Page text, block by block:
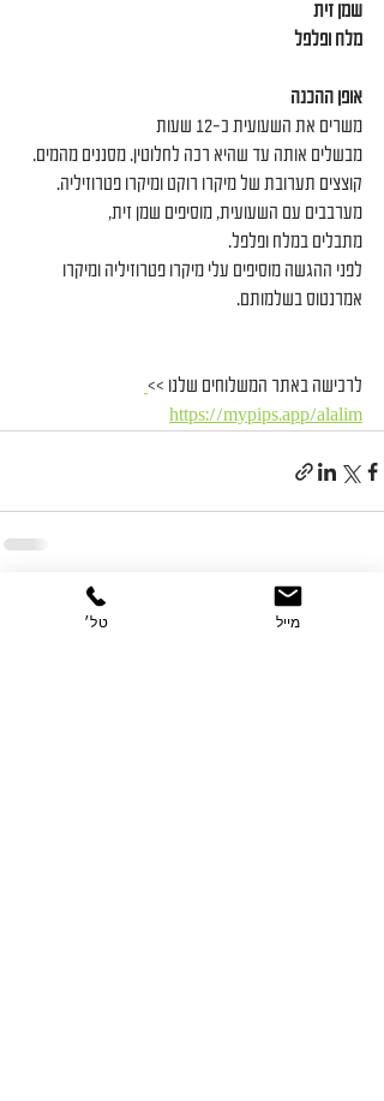
שמן זית
מלח ופלפל
אופן ההכנה
משרים את השעועית כ-12 שעות
מבשלים אותה עד שהיא רכה לחלוטין. מסננים מהמים.
קוצצים תערובת של מיקרו רוקט ומיקרו פטרוזיליה.
מערבבים עם השעועית, מוסיפים שמן זית,
מתבלים במלח ופלפל.
לפני ההגשה מוסיפים עלי מיקרו פטרוזיליה ומיקרו
אמרנטוס בשלמותם.
לרכישה באתר המשלוחים שלנו >>
https://mypips.app/alalim
פוסטים אחרונים טל׳ מייל